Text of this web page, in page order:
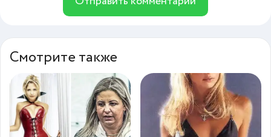
Смотрите также